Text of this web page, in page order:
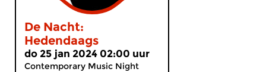
De Nacht:
Hedendaags
do 25 jan 2024 02:00 uur
Contemporary Music Night